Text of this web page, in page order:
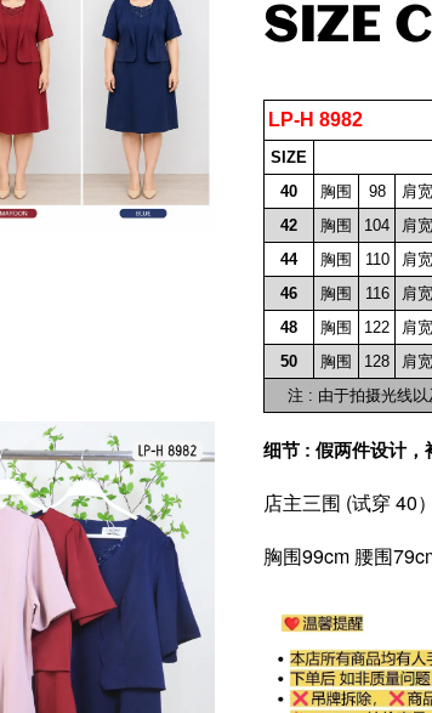
SIZE
LP-H 8982
SIZE
40
胸围 98 肩宽
42
胸围 104 肩宽
44
胸围 110 肩宽
46
胸围 116 肩宽
48
胸围 122 肩宽
50
胸围 128 肩宽
注 : 由于拍摄光线以
细节 : 假两件设计，
店主三围 (试穿 40
胸围99cm 腰围